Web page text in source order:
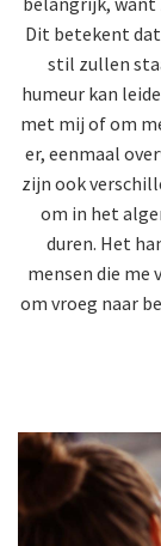
Dit betekent
stil zullen
humeur kan
met mij of om
er, eenmaal
zijn ook
om in het
duren. Het
mensen die me
om vroeg naar